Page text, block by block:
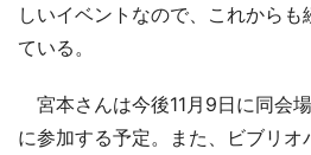
しいイベントなので、これから
ている。
宮本さんは今後11月9日に同会
に参加する予定。また、ビブリオ